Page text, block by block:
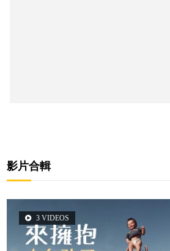
影片合輯
3 VIDEOS
5 VIDEOS
14 VIDEOS
2 VIDEOS
6 VIDEOS